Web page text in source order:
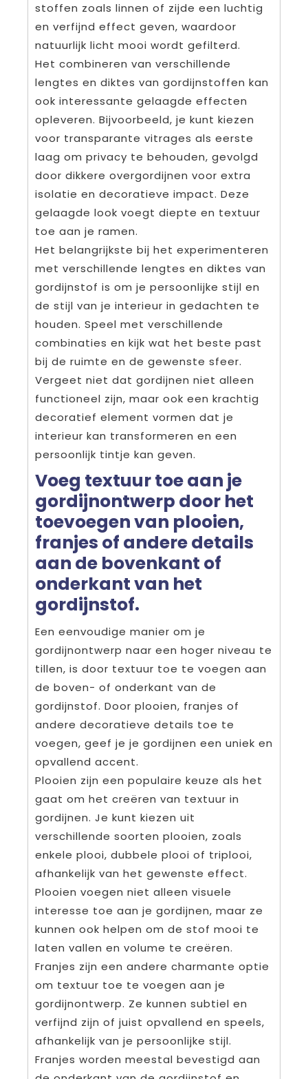
stoffen zoals linnen of zijde een luchtig
en verfijnd effect geven, waardoor
natuurlijk licht mooi wordt gefilterd.
Het combineren van verschillende
lengtes en diktes van gordijnstoffen kan
ook interessante gelaagde effecten
opleveren. Bijvoorbeeld, je kunt kiezen
voor transparante vitrages als eerste
laag om privacy te behouden, gevolgd
door dikkere overgordijnen voor extra
isolatie en decoratieve impact. Deze
gelaagde look voegt diepte en textuur
toe aan je ramen.
Het belangrijkste bij het experimenteren
met verschillende lengtes en diktes van
gordijnstof is om je persoonlijke stijl en
de stijl van je interieur in gedachten te
houden. Speel met verschillende
combinaties en kijk wat het beste past
bij de ruimte en de gewenste sfeer.
Vergeet niet dat gordijnen niet alleen
functioneel zijn, maar ook een krachtig
decoratief element vormen dat je
interieur kan transformeren en een
persoonlijk tintje kan geven.
Voeg textuur toe aan je
gordijnontwerp door het
toevoegen van plooien,
franjes of andere details
aan de bovenkant of
onderkant van het
gordijnstof.
Een eenvoudige manier om je
gordijnontwerp naar een hoger niveau te
tillen, is door textuur toe te voegen aan
de boven- of onderkant van de
gordijnstof. Door plooien, franjes of
andere decoratieve details toe te
voegen, geef je je gordijnen een uniek en
opvallend accent.
Plooien zijn een populaire keuze als het
gaat om het creëren van textuur in
gordijnen. Je kunt kiezen uit
verschillende soorten plooien, zoals
enkele plooi, dubbele plooi of triplooi,
afhankelijk van het gewenste effect.
Plooien voegen niet alleen visuele
interesse toe aan je gordijnen, maar ze
kunnen ook helpen om de stof mooi te
laten vallen en volume te creëren.
Franjes zijn een andere charmante optie
om textuur toe te voegen aan je
gordijnontwerp. Ze kunnen subtiel en
verfijnd zijn of juist opvallend en speels,
afhankelijk van je persoonlijke stijl.
Franjes worden meestal bevestigd aan